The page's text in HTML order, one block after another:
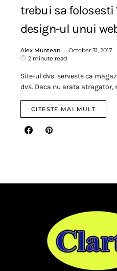
trebui sa folosesti
design-ul unui
Alex Muntean October 31, 2017
2 minute read
Site-ul dvs. serveste ca
dvs. Daca nu arata atragator,
CITESTE MAI MULT